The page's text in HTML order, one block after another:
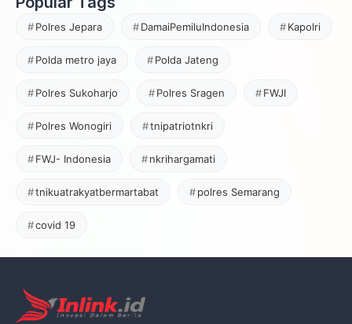
Polres Jepara DamaiPemiluIndonesia Kapolri
Polda metro jaya Polda Jateng
Polres Sukoharjo Polres Sragen FWJI
Polres Wonogiri tnipatriotnkri
FWJ- Indonesia nkrihargamati
tnikuatrakyatbermartabat polres Semarang
covid 19